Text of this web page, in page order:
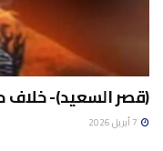
(قصر السعيد)- خلاف